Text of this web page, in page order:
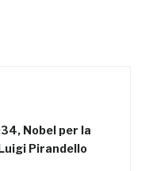
Nobel per la
Pirandello